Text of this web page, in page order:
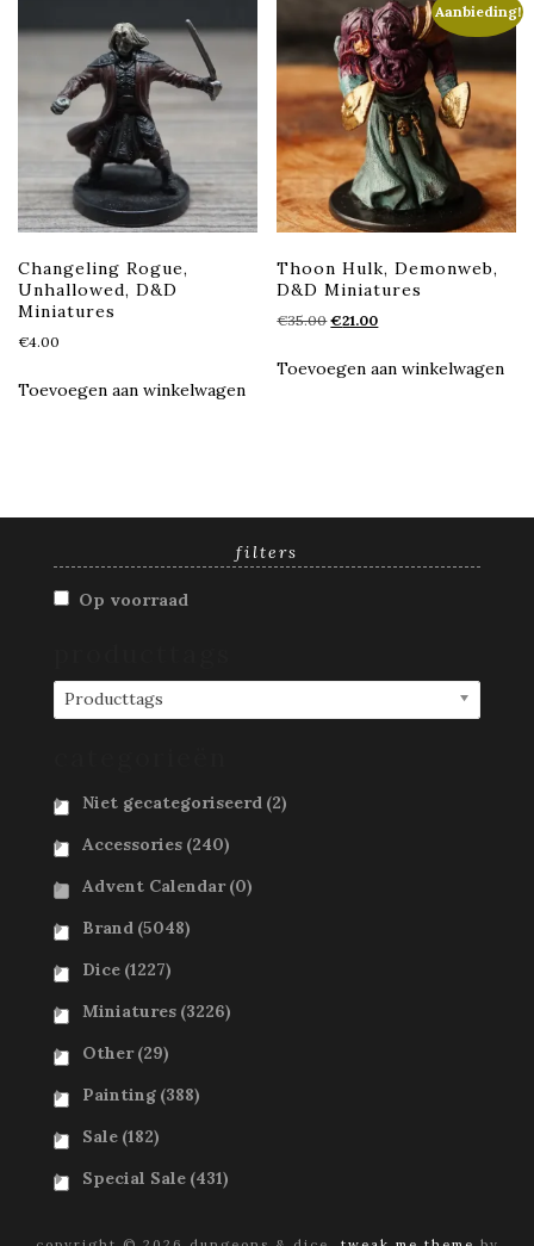
Changeling Rogue,
Unhallowed, D&D
Miniatures
€4.00
Toevoegen aan winkelwagen
Aanbieding!
Thoon Hulk, Demonweb,
D&D Miniatures
€35.00Oorspronkelijke
was:
€21.00Huidige
is:
Toevoegen aan winkelwagen
filters
Op voorraad
Producttags
Niet gecategoriseerd (2)
Accessories (240)
Advent Calendar (0)
Brand (5048)
Dice (1227)
Miniatures (3226)
Other (29)
Painting (388)
Sale (182)
Special Sale (431)